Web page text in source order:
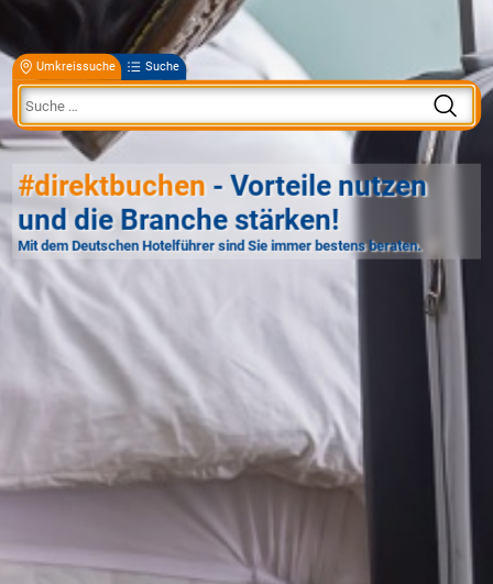
Umkreissuche Suche
#direktbuchen - Vorteile nutzen
und die Branche stärken!
Mit dem Deutschen Hotelführer sind Sie immer bestens beraten.